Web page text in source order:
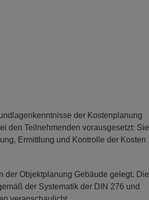
der Kostenplanung
den Teilnehmenden vorausgesetzt: Sie
Ermittlung und Kontrolle der Kosten
der Objektplanung Gebäude gelegt. Die
der Systematik der DIN 276 und